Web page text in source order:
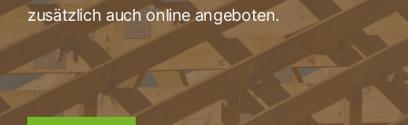
zusätzlich auch online angeboten.